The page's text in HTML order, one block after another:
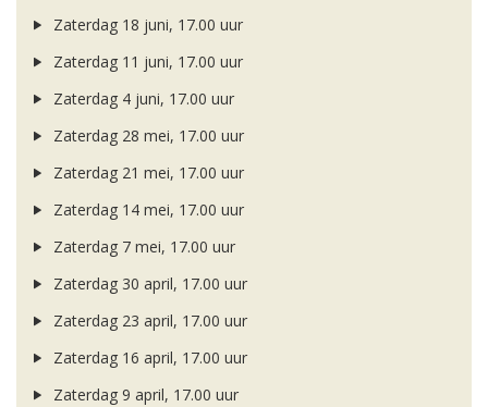
Zaterdag 18 juni, 17.00 uur
Zaterdag 11 juni, 17.00 uur
Zaterdag 4 juni, 17.00 uur
Zaterdag 28 mei, 17.00 uur
Zaterdag 21 mei, 17.00 uur
Zaterdag 14 mei, 17.00 uur
Zaterdag 7 mei, 17.00 uur
Zaterdag 30 april, 17.00 uur
Zaterdag 23 april, 17.00 uur
Zaterdag 16 april, 17.00 uur
Zaterdag 9 april, 17.00 uur